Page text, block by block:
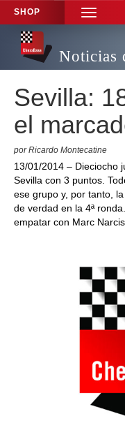
SHOP
TOGGLE
Noticias
Sevilla:
el
por Ricardo Montecatine
13/01/2014 – Dieciocho
Sevilla con 3 puntos.
ese grupo y, por tanto,
de verdad en la 4ª
empatar con Marc